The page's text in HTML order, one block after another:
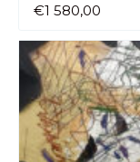
€1 580,00